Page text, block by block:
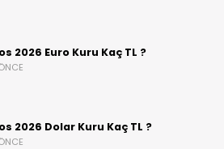
2026 Euro Kuru Kaç TL ?
2026 Dolar Kuru Kaç TL ?